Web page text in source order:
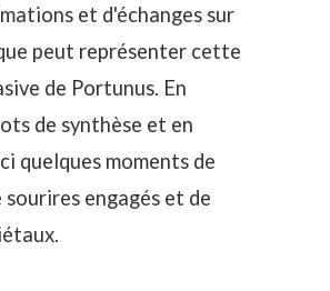
et d'échanges sur
peut représenter cette
de Portunus. En
de synthèse et en
quelques moments de
sourires engagés et de